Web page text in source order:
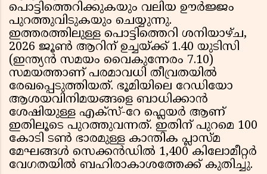
പൊട്ടിത്തെറിക്കുകയും വലിയ ഊർജ്ജം
പുറത്തുവിടുകയും ചെയ്യുന്നു.
ഇത്തരത്തിലുള്ള പൊട്ടിത്തെറി ശനിയാഴ്ച,
2026 ജൂൺ ആറിന് ഉച്ചയ്ക്ക് 1.40 യുടിസി
(ഇന്ത്യൻ സമയം വൈകുന്നേരം 7.10)
സമയത്താണ് പരമാവധി തീവ്രതയിൽ
രേഖപ്പെടുത്തിയത്. ഭൂമിയിലെ റേഡിയോ
ആശയവിനിമയങ്ങളെ ബാധിക്കാൻ
ശേഷിയുള്ള എക്സ്-റേ ഫ്ലെയർ ആണ്
ഇതിലൂടെ പുറത്തുവന്നത്. ഇതിന് പുറമെ 100
കോടി ടൺ ഭാരമുള്ള കാന്തിക പ്ലാസ്മ
മേഘങ്ങൾ സെക്കൻഡിൽ 1,400 കിലോമീറ്റർ
വേഗതയിൽ ബഹിരാകാശത്തേക്ക് കുതിച്ചു.